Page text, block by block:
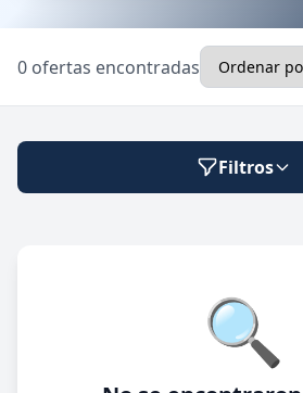
Ubicación
🔍 Buscar
0 ofertas encontradas
Filtros
Modalidad de trabajo🔍